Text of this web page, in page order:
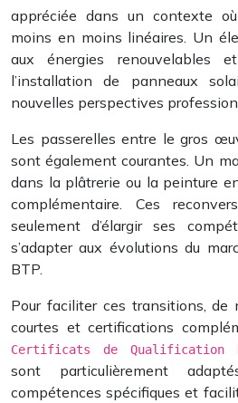
appréciée dans un contexte
moins en moins linéaires. Un
aux énergies renouvelables
l’installation de panneaux
nouvelles perspectives
Les passerelles entre le gros
sont également courantes. Un
dans la plâtrerie ou la peinture
complémentaire. Ces
seulement d’élargir ses
s’adapter aux évolutions du
BTP.
Pour faciliter ces transitions, de
courtes et certifications
Certificats de Qualification
sont particulièrement
compétences spécifiques et